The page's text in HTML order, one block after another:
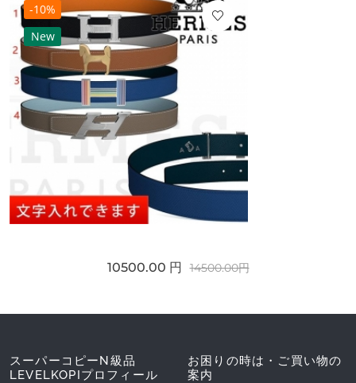
-10%
New
10500.00 円 14500.00円
スーパーコピーN級品
LEVELKOPIプロフィール
お困りの時は・ご買い物の
案内